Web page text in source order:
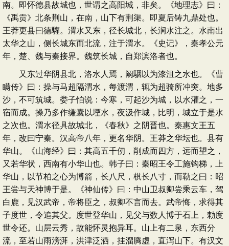
南。即怀德县故城也，世谓之高阳城，非矣。《地理志》曰：
《禹贡》北条荆山，在南，山下有荆渠。即夏后铸九鼎处也。
王莽更县曰德驩。渭水又东，径长城北，长涧水注之。水南出
太华之山，侧长城东而北流，注于渭水。《史记》，秦孝公元
年，楚、魏与秦接界。魏筑长城，自郑滨洛者也。
又东过华阴县北，洛水人焉，阚駰以为漆沮之水也。《曹
瞒传》曰：操与马超隔渭水，每渡渭，辄为超骑所冲突。地多
沙，不可筑城。娄子怕说：今寒，可起沙为城，以水灌之，一
宿而成。操乃多作缣囊以堙水，夜汲作城，比明，城立于是水
之次也。渭水径具故城北，《春秋》之阴晋也。秦惠文王五
年，改曰宁秦。汉高帝八年，更名华阴。王莽之华坛也。县有
华山。《山海经》曰：其高五千仞，削成而四方，远而望之，
又若华状，西南有小华山也。韩子曰：秦昭王令工施钩梯，上
华山，以节柏之心为博箭，长八尺，棋长八寸，而勒之曰：昭
王尝与天神博于是。《神仙传》曰：中山卫叔卿尝乘云车，驾
白鹿，见汉武帝，帝将臣之，叔卿不言而去。武帝悔，求得其
子度世，令追其父。度世登华山，见父与数人博于石上，勅度
世令还。山层云秀，故能怀灵抱异耳。山上有二泉，东西分
流，至若山雨滂湃，洪津泛洒，挂溜腾虚，直泻山下。有汉文